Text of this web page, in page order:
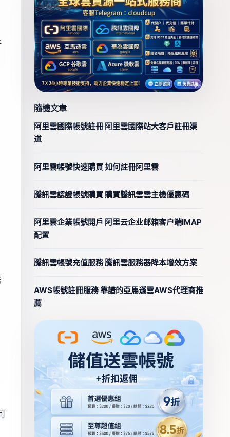
隨機文章
阿里雲國際帳號註冊 阿里雲國際站大客戶註冊渠
道
阿里雲帳號快速購買 如何註冊阿里雲
騰訊雲認證帳號購買 購買騰訊雲雲主機優惠碼
阿里雲企業帳號開戶 阿里云企业邮箱客户端IMAP
配置
騰訊雲帳號充值服務 騰訊雲服務器降本增效方案
AWS帳號註冊服務 靠譜的亞馬遜雲AWS代理商推
薦